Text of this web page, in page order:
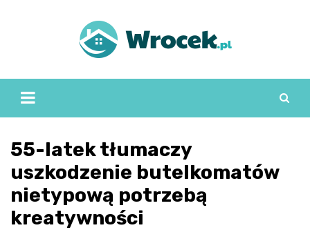
55-latek tłumaczy
uszkodzenie butelkomatów
nietypową potrzebą
kreatywności